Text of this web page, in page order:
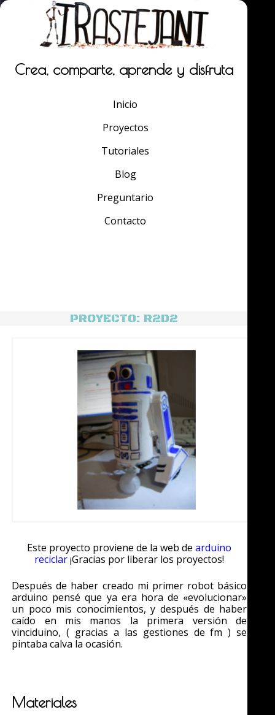
Crea, comparte, aprende y disfruta
Inicio
Proyectos
Tutoriales
Blog
Preguntario
Contacto
PROYECTO: R2D2
Este proyecto proviene de la web dearduino
reciclar¡Gracias por liberar los proyectos!
Después de haber creado mi primer robot básico
arduino pensé que ya era hora de «evolucionar»
un poco mis conocimientos, y después de haber
caído en mis manos la primera versión de
vinciduino, ( gracias a las gestiones de fm ) se
pintaba calva la ocasión.
Materiales